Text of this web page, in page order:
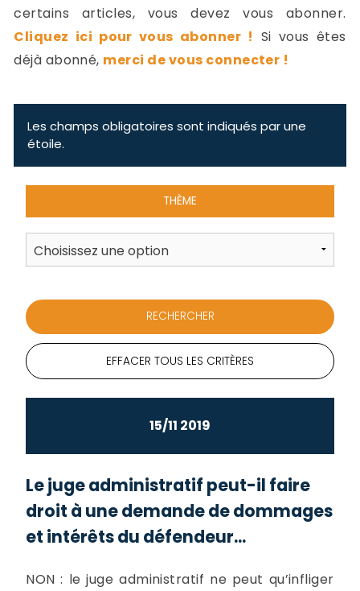
certains articles, vous devez vous abonner.
Cliquez ici pour vous abonner ! Si vous êtes
déjà abonné, merci de vous connecter !
Les champs obligatoires sont indiqués par une
étoile.
THÈME
EFFACER TOUS LES CRITÈRES
15/11 2019
Le juge administratif peut-il faire
droit à une demande de dommages
et intérêts du défendeur...
NON : le juge administratif ne peut qu’infliger